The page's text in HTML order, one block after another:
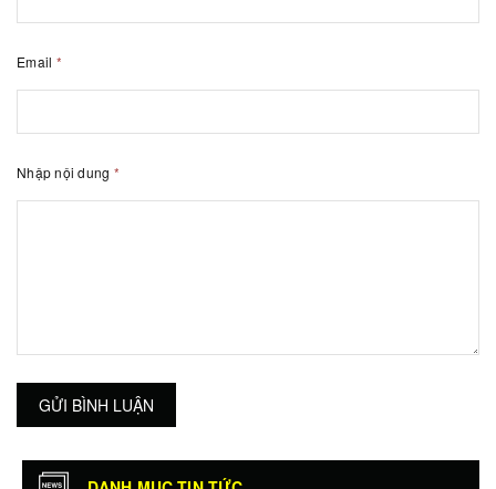
Email *
Nhập nội dung *
GỬI BÌNH LUẬN